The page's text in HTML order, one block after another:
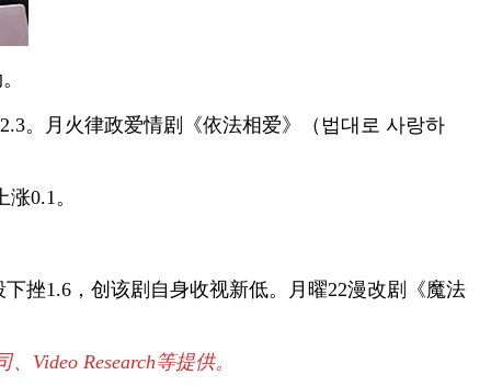
。月火律政爱情剧《依法相爱》（법대로 사랑하
0.1。
挫1.6，创该剧自身收视新低。月曜22漫改剧《魔法
Video Research等提供。